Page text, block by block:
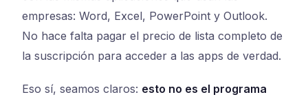
empresas: Word, Excel, PowerPoint y Outlook.
No hace falta pagar el precio de lista completo de
la suscripción para acceder a las apps de verdad.
Eso sí, seamos claros: esto no es el programa